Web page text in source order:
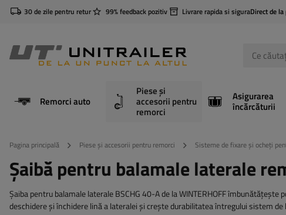
30 de zile pentru retur 99% feedback pozitiv Livrare rapida si siguraDirect de
Remorci auto
Piese și
accesorii pentru
remorci
Asigurarea
încărcăturii
Pagina principală Piese și accesorii pentru remorci Sisteme de fixare și ocheți
Șaibă pentru balamale laterale
Șaiba pentru balamale laterale BSCHG 40-A de la WINTERHOFF
deschidere și închidere lină a lateralei și crește durabilitatea întregului sistem